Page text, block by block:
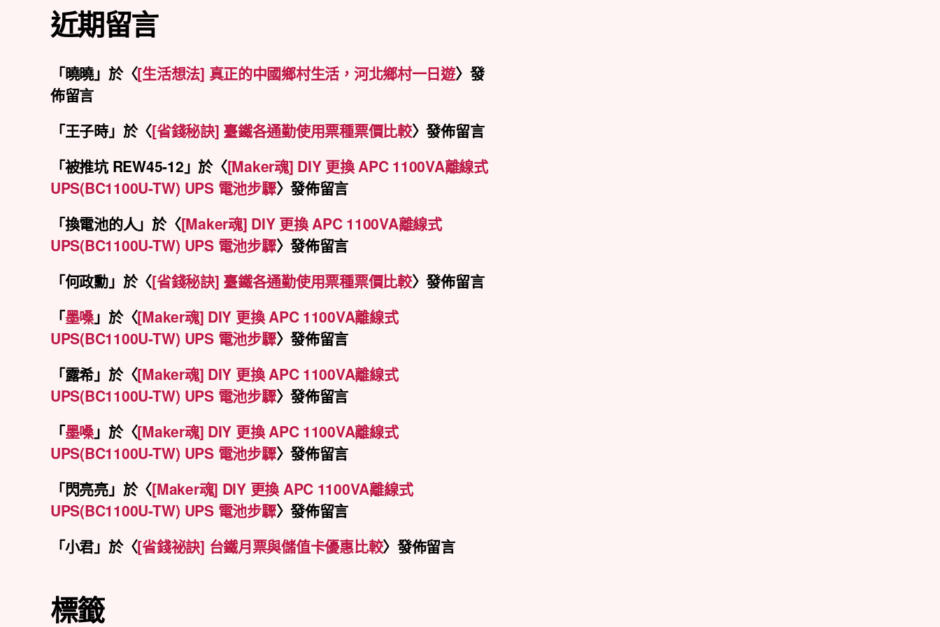
近期留言
「曉曉」於〈[生活想法] 真正的中國鄉村生活，河北鄉村一日遊〉發
佈留言
「王子時」於〈[省錢秘訣] 臺鐵各通勤使用票種票價比較〉發佈留言
「被推坑 REW45-12 」於〈[Maker魂] DIY 更換 APC 1100VA離線式
UPS(BC1100U-TW) UPS 電池步驟〉發佈留言
「換電池的人」於〈[Maker魂] DIY 更換 APC 1100VA離線式
UPS(BC1100U-TW) UPS 電池步驟〉發佈留言
「何政勳」於〈[省錢秘訣] 臺鐵各通勤使用票種票價比較〉發佈留言
「墨嗓」於〈[Maker魂] DIY 更換 APC 1100VA離線式
UPS(BC1100U-TW) UPS 電池步驟〉發佈留言
「露希」於〈[Maker魂] DIY 更換 APC 1100VA離線式
UPS(BC1100U-TW) UPS 電池步驟〉發佈留言
「墨嗓」於〈[Maker魂] DIY 更換 APC 1100VA離線式
UPS(BC1100U-TW) UPS 電池步驟〉發佈留言
「閃亮亮」於〈[Maker魂] DIY 更換 APC 1100VA離線式
UPS(BC1100U-TW) UPS 電池步驟〉發佈留言
「小君」於〈[省錢祕訣] 台鐵月票與儲值卡優惠比較〉發佈留言
標籤